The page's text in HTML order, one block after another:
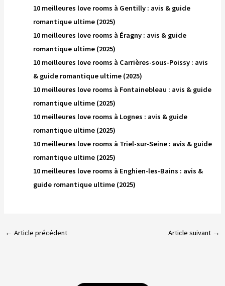
10 meilleures love rooms à Gentilly : avis & guide
romantique ultime (2025)
10 meilleures love rooms à Éragny : avis & guide
romantique ultime (2025)
10 meilleures love rooms à Carrières-sous-Poissy : avis
& guide romantique ultime (2025)
10 meilleures love rooms à Fontainebleau : avis & guide
romantique ultime (2025)
10 meilleures love rooms à Lognes : avis & guide
romantique ultime (2025)
10 meilleures love rooms à Triel-sur-Seine : avis & guide
romantique ultime (2025)
10 meilleures love rooms à Enghien-les-Bains : avis &
guide romantique ultime (2025)
← Article précédent Article suivant →